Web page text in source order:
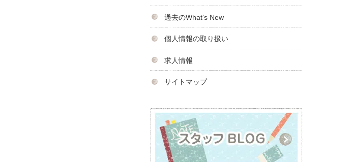
過去のWhat’s New
個人情報の取り扱い
求人情報
サイトマップ